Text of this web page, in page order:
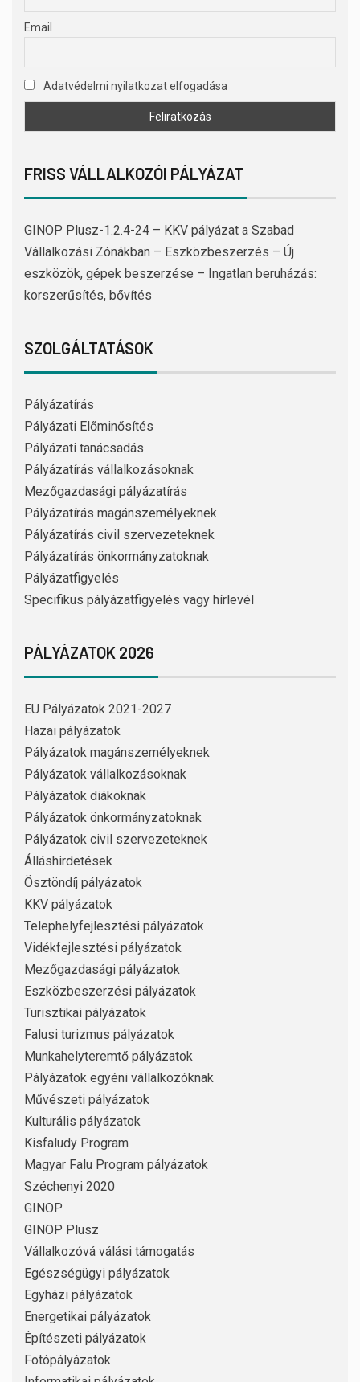
Email
Adatvédelmi nyilatkozat elfogadása
FRISS VÁLLALKOZÓI PÁLYÁZAT
GINOP Plusz-1.2.4-24 – KKV pályázat a Szabad
Vállalkozási Zónákban – Eszközbeszerzés – Új
eszközök, gépek beszerzése – Ingatlan beruházás:
korszerűsítés, bővítés
SZOLGÁLTATÁSOK
Pályázatírás
Pályázati Előminősítés
Pályázati tanácsadás
Pályázatírás vállalkozásoknak
Mezőgazdasági pályázatírás
Pályázatírás magánszemélyeknek
Pályázatírás civil szervezeteknek
Pályázatírás önkormányzatoknak
Pályázatfigyelés
Specifikus pályázatfigyelés vagy hírlevél
PÁLYÁZATOK 2026
EU Pályázatok 2021-2027
Hazai pályázatok
Pályázatok magánszemélyeknek
Pályázatok vállalkozásoknak
Pályázatok diákoknak
Pályázatok önkormányzatoknak
Pályázatok civil szervezeteknek
Álláshirdetések
Ösztöndíj pályázatok
KKV pályázatok
Telephelyfejlesztési pályázatok
Vidékfejlesztési pályázatok
Mezőgazdasági pályázatok
Eszközbeszerzési pályázatok
Turisztikai pályázatok
Falusi turizmus pályázatok
Munkahelyteremtő pályázatok
Pályázatok egyéni vállalkozóknak
Művészeti pályázatok
Kulturális pályázatok
Kisfaludy Program
Magyar Falu Program pályázatok
Széchenyi 2020
GINOP
GINOP Plusz
Vállalkozóvá válási támogatás
Egészségügyi pályázatok
Egyházi pályázatok
Energetikai pályázatok
Építészeti pályázatok
Fotópályázatok